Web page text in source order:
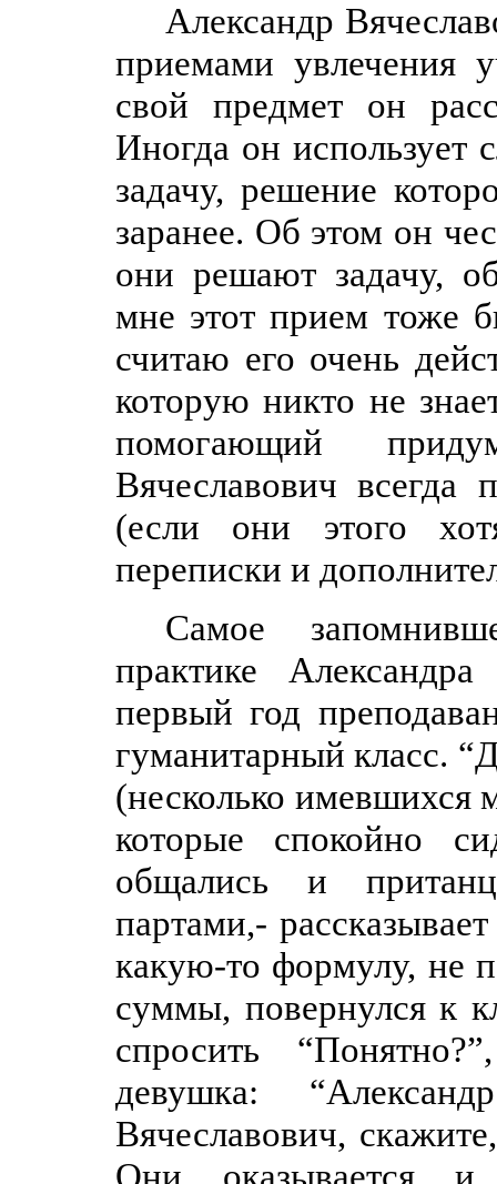
Александр
приемами увлечения
свой предмет он
Иногда он
задачу, решение
заранее. Об этом он
они решают задачу,
мне этот прием тоже
считаю его очень
которую никто не
помогающий
Вячеславович всегда
(если они этого
переписки и
Самое
практике
первый год
гуманитарный класс.
(несколько имевшихся
которые спокойно
общались и
партами,-
какую-то формулу, не
суммы, повернулся к
спросить
девушка:
Вячеславович,